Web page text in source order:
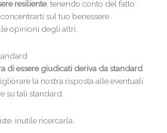
resiliente, tenendo conto del fatto
sul tuo benessere
opinioni degli altri.
di essere giudicati deriva da standard
la nostra risposta alle eventuali
su tali standard.
inutile ricercarla.